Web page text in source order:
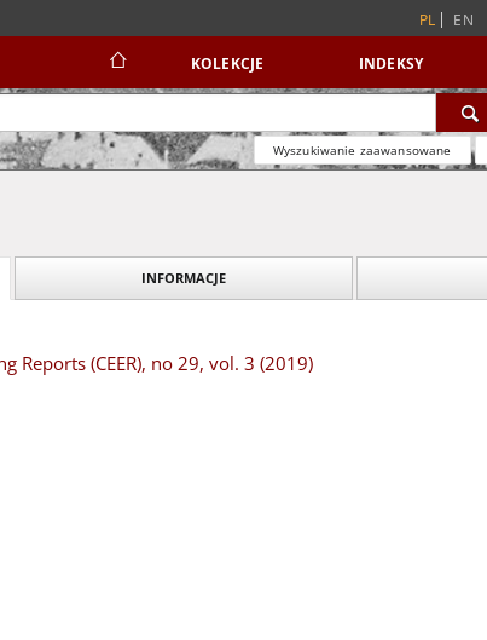
PL EN
KOLEKCJE INDEKSY
Wyszukiwanie zaawansowane
INFORMACJE
Reports (CEER), no 29, vol. 3 (2019)